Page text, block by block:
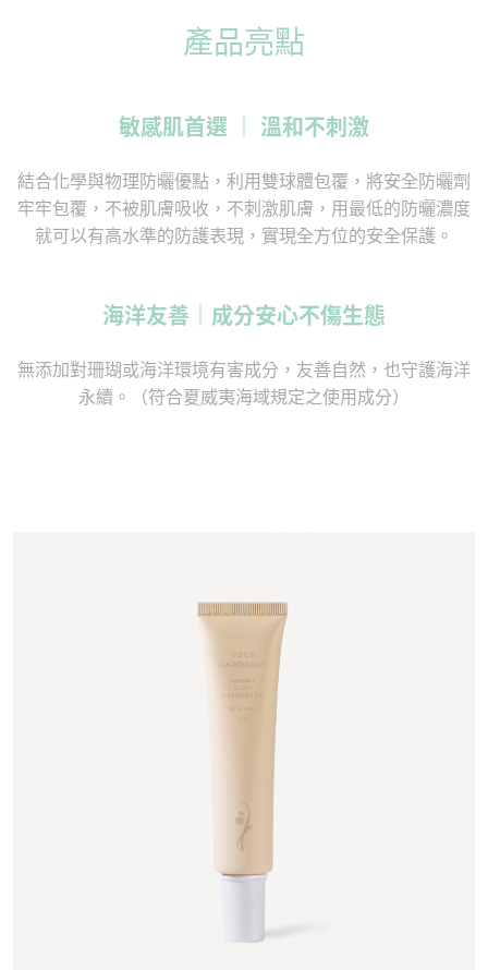
產品亮點
敏感肌首選 ｜ 溫和不刺激
結合化學與物理防曬優點，利用雙球體包覆，將安全防曬劑
牢牢包覆，不被肌膚吸收，不刺激肌膚，用最低的防曬濃度
就可以有高水準的防護表現，實現全方位的安全保護。
海洋友善｜成分安心不傷生態
無添加對珊瑚或海洋環境有害成分，友善自然，也守護海洋
永續。（符合夏威夷海域規定之使用成分）